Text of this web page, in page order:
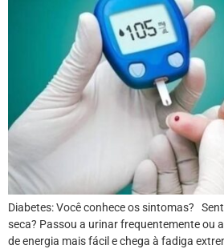
Diabetes: Você conhece os sintomas?
seca? Passou a urinar frequentemente ou
de energia mais fácil e chega à fadiga